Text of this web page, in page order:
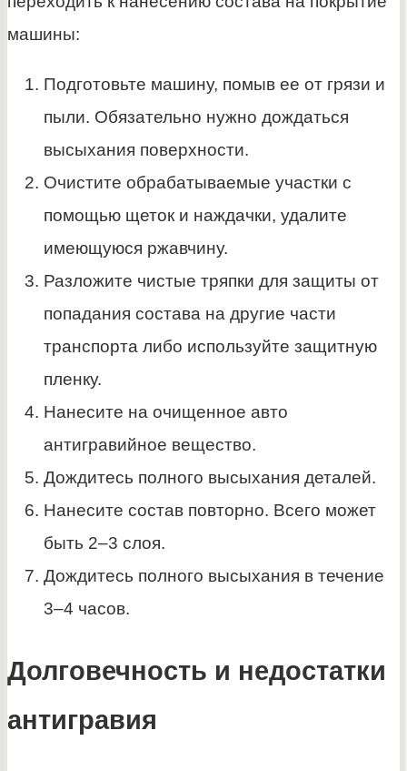
машины:
Подготовьте машину, помыв ее от грязи и
пыли. Обязательно нужно дождаться
высыхания поверхности.
Очистите обрабатываемые участки с
помощью щеток и наждачки, удалите
имеющуюся ржавчину.
Разложите чистые тряпки для защиты от
попадания состава на другие части
транспорта либо используйте защитную
пленку.
Нанесите на очищенное авто
антигравийное вещество.
Дождитесь полного высыхания деталей.
Нанесите состав повторно. Всего может
быть 2–3 слоя.
Дождитесь полного высыхания в течение
3–4 часов.
Долговечность и недостатки
антигравия